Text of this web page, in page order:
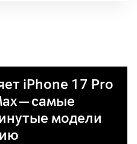
iPhone 17 Pro
— самые
модели